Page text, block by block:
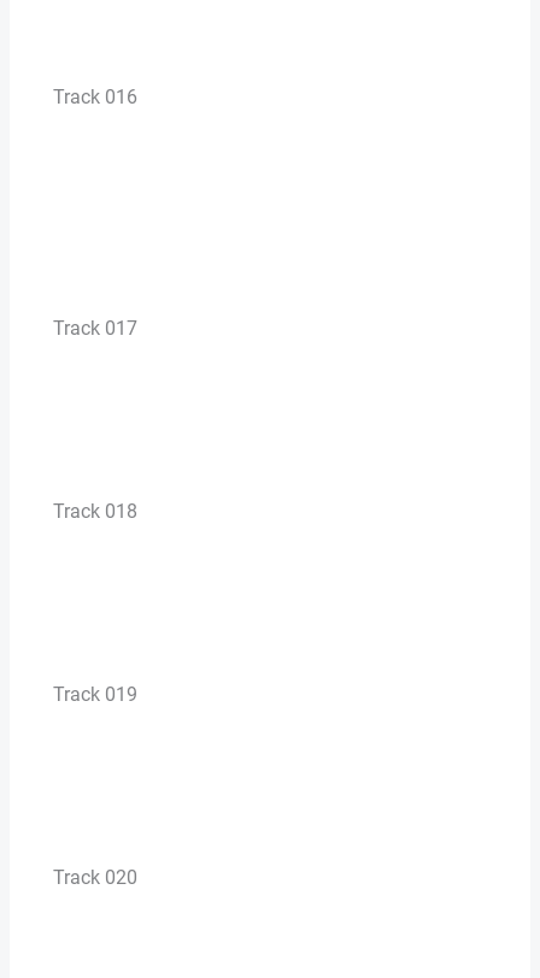
Track 016
Track 017
Track 018
Track 019
Track 020